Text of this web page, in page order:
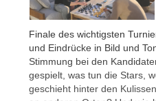
Finale des wichtigsten
und Eindrücke in Bild und
Stimmung bei den
gespielt, was tun die Stars,
geschieht hinter den